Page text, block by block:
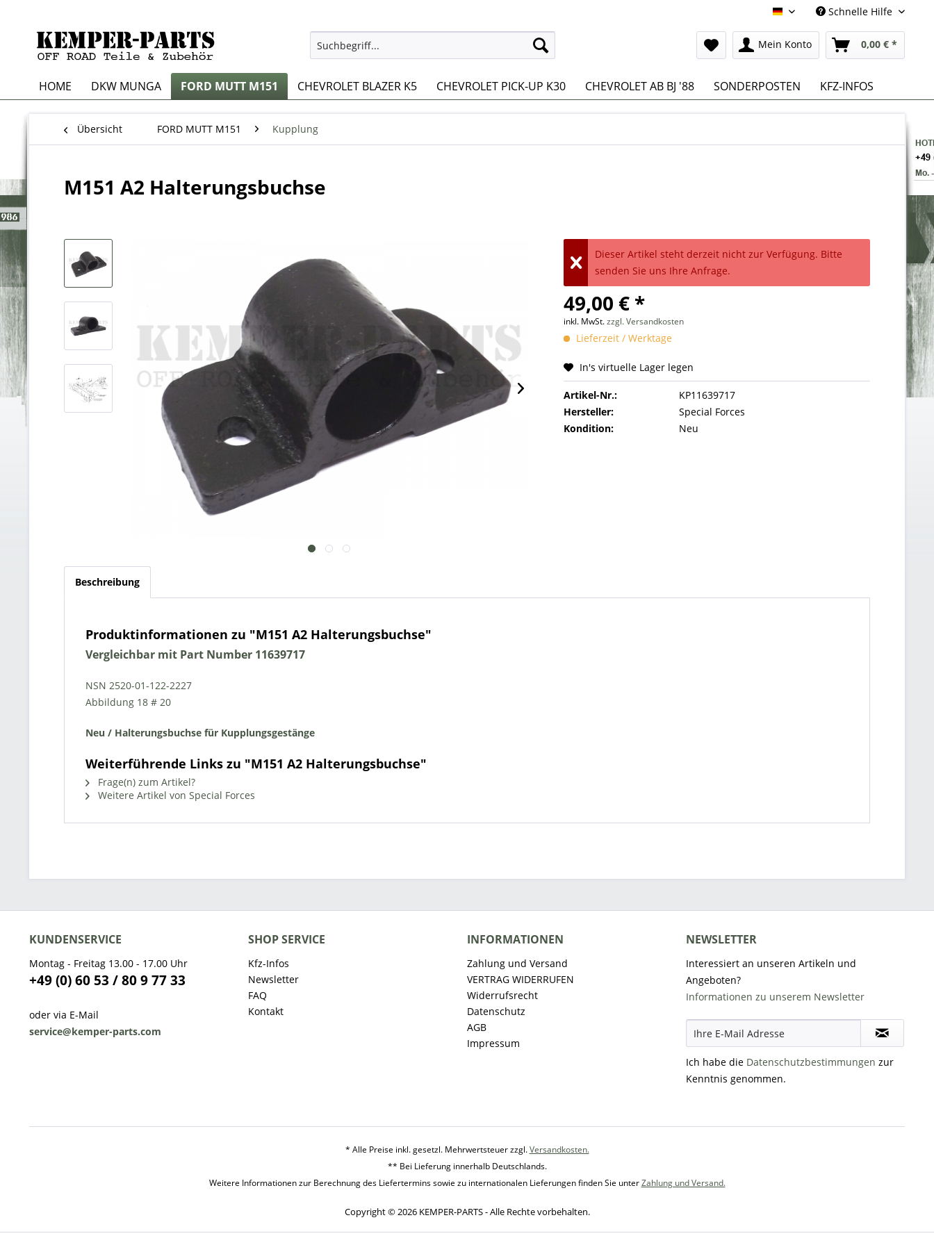
Deutsch Schnelle Hilfe
Mein Konto 0,00 € *
HOME DKW MUNGA FORD MUTT M151 CHEVROLET BLAZER K5 CHEVROLET PICK-UP K30 CHEVROLET AB BJ '88 SONDERPOSTEN KFZ-INFOS
Übersicht FORD MUTT M151 Kupplung
M151 A2 Halterungsbuchse
Dieser Artikel steht derzeit nicht zur Verfügung. Bitte
senden Sie uns Ihre Anfrage.
49,00 € *
inkl. MwSt.zzgl. Versandkosten
Lieferzeit / Werktage
In's virtuelle Lager legen
Artikel-Nr.:
KP11639717
Hersteller:
Special Forces
Kondition:
Neu
Beschreibung
Produktinformationen zu "M151 A2 Halterungsbuchse"
Vergleichbar mit Part Number 11639717
NSN 2520-01-122-2227
Abbildung 18 # 20
Neu / Halterungsbuchse für Kupplungsgestänge
Weiterführende Links zu "M151 A2 Halterungsbuchse"
Frage(n) zum Artikel?
Weitere Artikel von Special Forces
KUNDENSERVICE
Montag - Freitag 13.00 - 17.00 Uhr
+49 (0) 60 53 / 80 9 77 33
oder via E-Mail
service@kemper-parts.com
SHOP SERVICE
Kfz-Infos
Newsletter
FAQ
Kontakt
INFORMATIONEN
Zahlung und Versand
VERTRAG WIDERRUFEN
Widerrufsrecht
Datenschutz
AGB
Impressum
NEWSLETTER
Interessiert an unseren Artikeln und
Angeboten?
Informationen zu unserem Newsletter
Ich habe die Datenschutzbestimmungen zur
Kenntnis genommen.
* Alle Preise inkl. gesetzl. Mehrwertsteuer zzgl.Versandkosten.
** Bei Lieferung innerhalb Deutschlands.
Weitere Informationen zur Berechnung des Liefertermins sowie zu internationalen Lieferungen finden Sie unterZahlung und Versand.
Copyright © 2026 KEMPER-PARTS - Alle Rechte vorbehalten.